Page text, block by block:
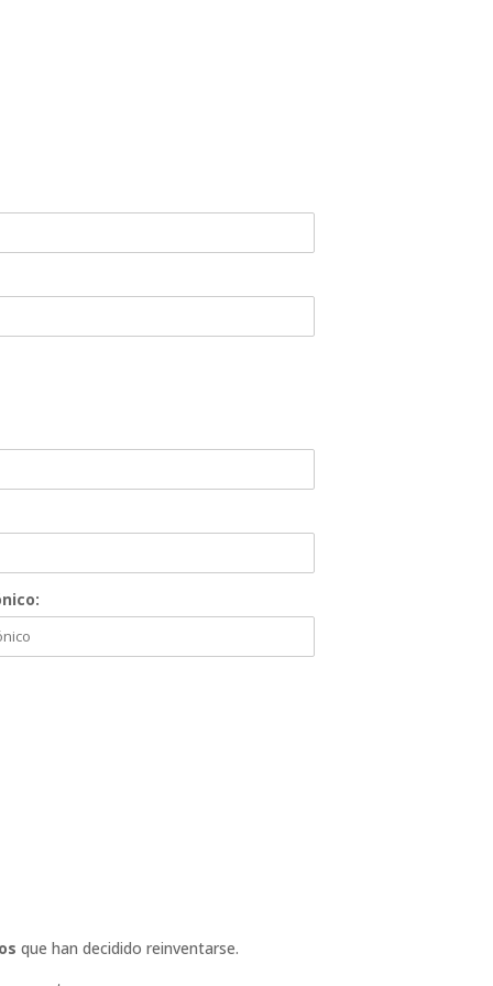
que han decidido reinventarse.